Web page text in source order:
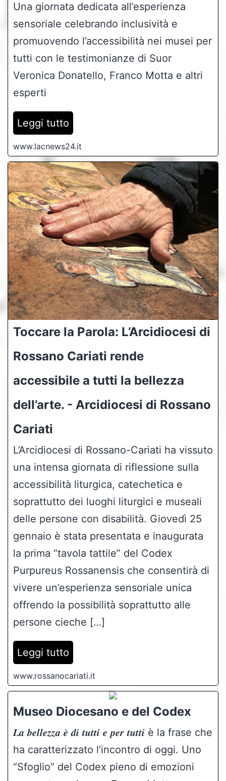
Una giornata dedicata all’esperienza
sensoriale celebrando inclusività e
promuovendo l’accessibilità nei musei per
tutti con le testimonianze di Suor
Veronica Donatello, Franco Motta e altri
esperti
Leggi tutto
www.lacnews24.it
Toccare la Parola: L’Arcidiocesi di
Rossano Cariati rende
accessibile a tutti la bellezza
dell’arte. - Arcidiocesi di Rossano
Cariati
L’Arcidiocesi di Rossano-Cariati ha vissuto
una intensa giornata di riflessione sulla
accessibilità liturgica, catechetica e
soprattutto dei luoghi liturgici e museali
delle persone con disabilità. Giovedì 25
gennaio è stata presentata e inaugurata
la prima “tavola tattile” del Codex
Purpureus Rossanensis che consentirà di
vivere un’esperienza sensoriale unica
offrendo la possibilità soprattutto alle
persone cieche […]
Leggi tutto
www.rossanocariati.it
Museo Diocesano e del Codex
𝑳𝒂 𝒃𝒆𝒍𝒍𝒆𝒛𝒛𝒂 𝒆̀ 𝒅𝒊 𝒕𝒖𝒕𝒕𝒊 𝒆 𝒑𝒆𝒓 𝒕𝒖𝒕𝒕𝒊 è la frase che
ha caratterizzato l’incontro di oggi. Uno
“Sfoglio” del Codex pieno di emozioni